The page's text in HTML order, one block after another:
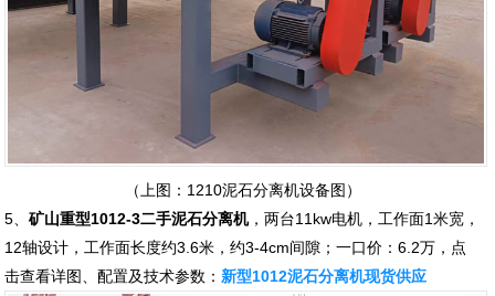
（上图：1210泥石分离机设备图）
5、矿山重型1012-3二手泥石分离机，两台11kw电机，工作面1米宽，
12轴设计，工作面长度约3.6米，约3-4cm间隙；一口价：6.2万，点
击查看详图、配置及技术参数： 新型1012泥石分离机现货供应